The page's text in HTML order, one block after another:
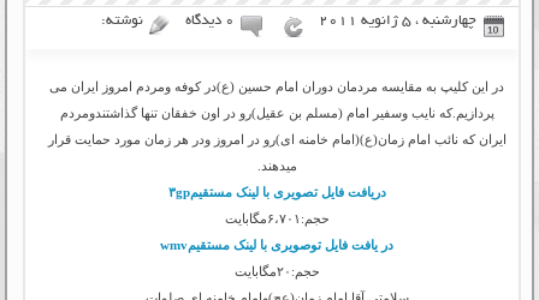
چهارشنبه ، 5 ژانویه 2011 ۰ دیدگاه نوشته:
در این کلیپ به مقایسه مردمان دوران امام حسین (ع)در کوفه ومردم امروز ایران می
پردازیم.که نایب وسفیر امام (مسلم بن عقیل)رو در اون خفقان تنها گذاشتندومردم
ایران که نائب امام زمان(ع)(امام خامنه ای)رو در امروز ودر هر زمان مورد حمایت قرار
میدهند.
دریافت فایل تصویری با لینک مستقیم۳gp
حجم:۶،۷۰۱مگابایت
در یافت فایل توصویری با لینک مستقیمwmv
حجم:۲۰مگابایت